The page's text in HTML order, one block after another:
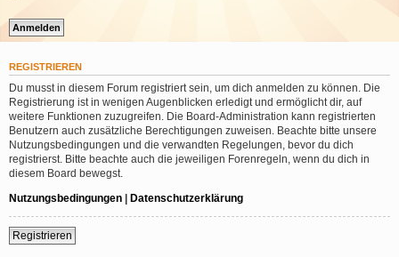
REGISTRIEREN
Du musst in diesem Forum registriert sein, um dich anmelden zu können. Die
Registrierung ist in wenigen Augenblicken erledigt und ermöglicht dir, auf
weitere Funktionen zuzugreifen. Die Board-Administration kann registrierten
Benutzern auch zusätzliche Berechtigungen zuweisen. Beachte bitte unsere
Nutzungsbedingungen und die verwandten Regelungen, bevor du dich
registrierst. Bitte beachte auch die jeweiligen Forenregeln, wenn du dich in
diesem Board bewegst.
Nutzungsbedingungen | Datenschutzerklärung
Registrieren